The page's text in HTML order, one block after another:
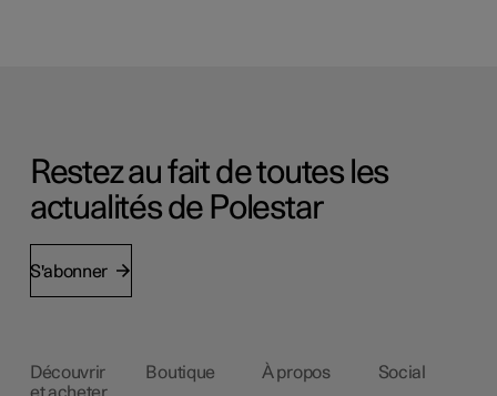
Restez au fait de toutes les
actualités de Polestar
S'abonner
Découvrir
Boutique À propos Social